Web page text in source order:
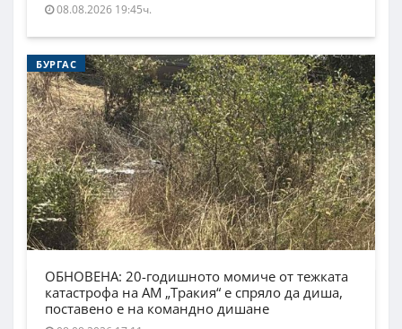
08.08.2026 19:45ч.
БУРГАС
ОБНОВЕНА: 20-годишното момиче от тежката
катастрофа на АМ „Тракия“ е спряло да диша,
поставено е на командно дишане